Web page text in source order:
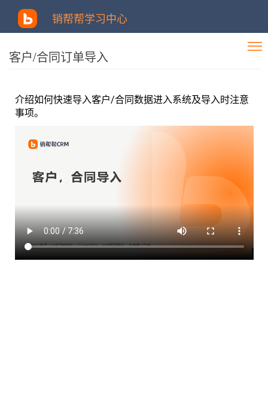
销帮帮学习中心
客户/合同订单导入
介绍如何快速导入客户/合同数据进入系统及导入时注意
事项。